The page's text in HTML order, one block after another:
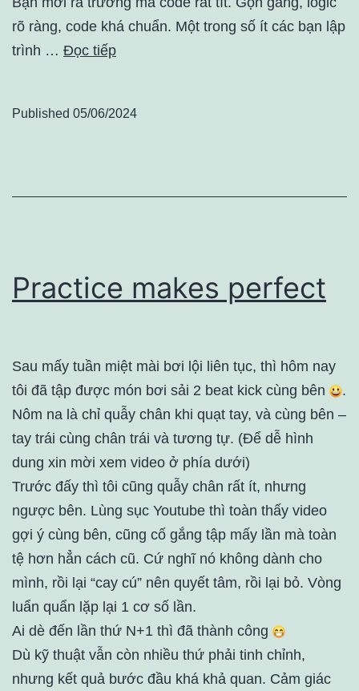
rõ ràng, code khá chuẩn. Một trong số ít các bạn lập
trình … Đọc tiếp
Published 05/06/2024
Practice makes perfect
Sau mấy tuần miệt mài bơi lội liên tục, thì hôm nay
tôi đã tập được món bơi sải 2 beat kick cùng bên
.
Nôm na là chỉ quẫy chân khi quạt tay, và cùng bên –
tay trái cùng chân trái và tương tự. (Để dễ hình
dung xin mời xem video ở phía dưới)
Trước đấy thì tôi cũng quẫy chân rất ít, nhưng
ngược bên. Lùng sục Youtube thì toàn thấy video
gợi ý cùng bên, cũng cố gắng tập mấy lần mà toàn
tệ hơn hẳn cách cũ. Cứ nghĩ nó không dành cho
mình, rồi lại “cay cú” nên quyết tâm, rồi lại bỏ. Vòng
luẩn quẩn lặp lại 1 cơ số lần.
Ai dè đến lần thứ N+1 thì đã thành công
Dù kỹ thuật vẫn còn nhiều thứ phải tinh chỉnh,
nhưng kết quả bước đầu khá khả quan. Cảm giác